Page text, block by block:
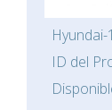
Hyundai-
ID del